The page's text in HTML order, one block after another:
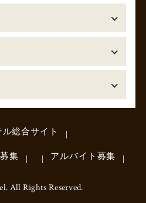
総合サイト
集 アルバイト募集
All Rights Reserved.